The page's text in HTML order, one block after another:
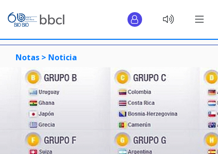
Notas > Noticia